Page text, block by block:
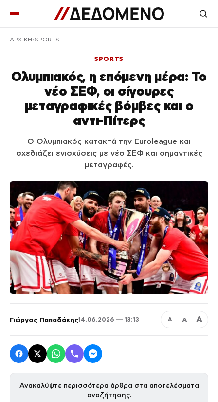
ΑΡΧΙΚΉ SPORTS
SPORTS
Ολυμπιακός, η επόμενη μέρα: Το
νέο ΣΕΦ, οι σίγουρες
μεταγραφικές βόμβες και ο
αντι-Πίτερς
Ο Ολυμπιακός κατακτά την Euroleague και
σχεδιάζει ενισχύσεις με νέο ΣΕΦ και σημαντικές
μεταγραφές.
Γιώργος Παπαδάκης14.06.2026 — 13:13 Α Α Α
Ανακαλύψτε περισσότερα άρθρα στα αποτελέσματα
αναζήτησης.